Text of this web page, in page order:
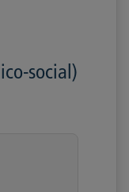
social)